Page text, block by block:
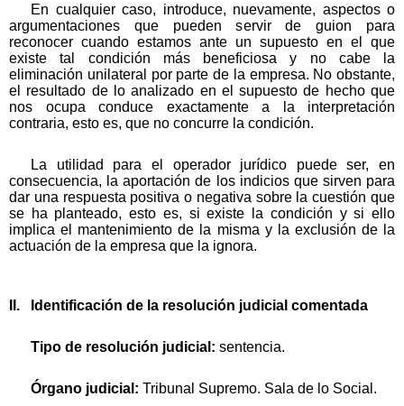
En cualquier caso, introduce, nuevamente, aspectos o
argumentaciones que pueden servir de guion para
reconocer cuando estamos ante un supuesto en el que
existe tal condición más beneficiosa y no cabe la
eliminación unilateral por parte de la empresa. No obstante,
el resultado de lo analizado en el supuesto de hecho que
nos ocupa conduce exactamente a la interpretación
contraria, esto es, que no concurre la condición.
La utilidad para el operador jurídico puede ser, en
consecuencia, la aportación de los indicios que sirven para
dar una respuesta positiva o negativa sobre la cuestión que
se ha planteado, esto es, si existe la condición y si ello
implica el mantenimiento de la misma y la exclusión de la
actuación de la empresa que la ignora.
II. Identificación de la resolución judicial comentada
Tipo de resolución judicial: sentencia.
Órgano judicial: Tribunal Supremo. Sala de lo Social.